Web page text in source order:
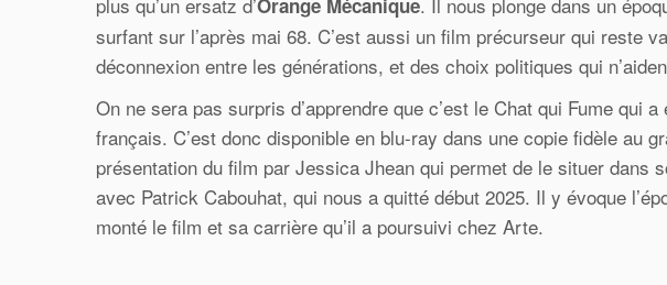
Orange Mécanique
surfant sur l’après mai 68. C’est aussi un film précurseur qui reste
déconnexion entre les générations, et des choix politiques qui
On ne sera pas surpris d’apprendre que c’est le Chat qui Fume qui
français. C’est donc disponible en blu-ray dans une copie fidèle au
présentation du film par Jessica Jhean qui permet de le situer dans
avec Patrick Cabouhat, qui nous a quitté début 2025. Il y évoque
monté le film et sa carrière qu’il a poursuivi chez Arte.